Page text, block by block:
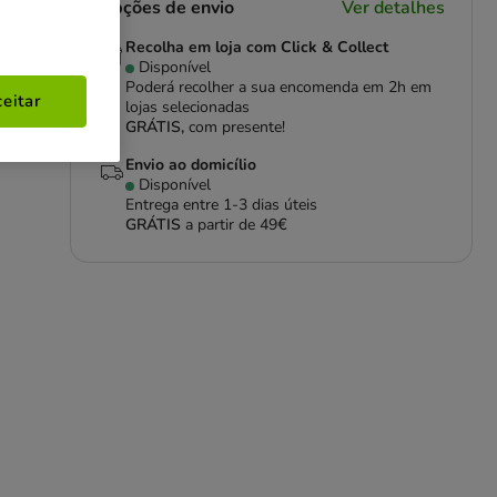
Opções de envio Ver detalhes
Recolha em loja com Click & Collect
Disponível
Poderá recolher a sua encomenda em 2h em
lojas selecionadas
GRÁTIS,com presente!
Envio ao domicílio
Disponível
Entrega entre 1-3 dias úteis
GRÁTIS a partir de 49€